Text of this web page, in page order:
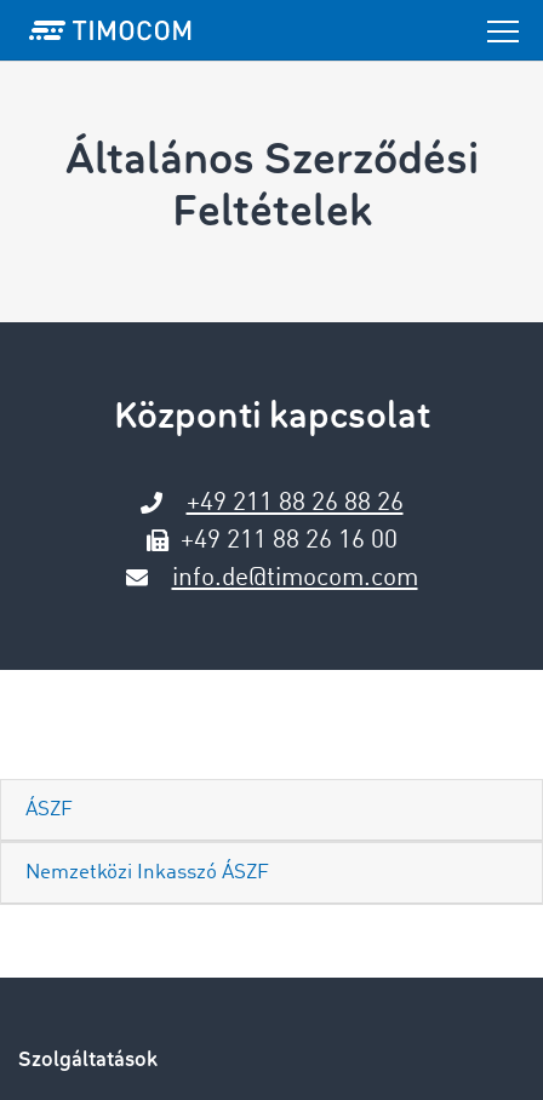
Általános Szerződési
Feltételek
Központi kapcsolat
+49 211 88 26 88 26
+49 211 88 26 16 00
info.de@timocom.com
ÁSZF
Nemzetközi Inkasszó ÁSZF
Szolgáltatások